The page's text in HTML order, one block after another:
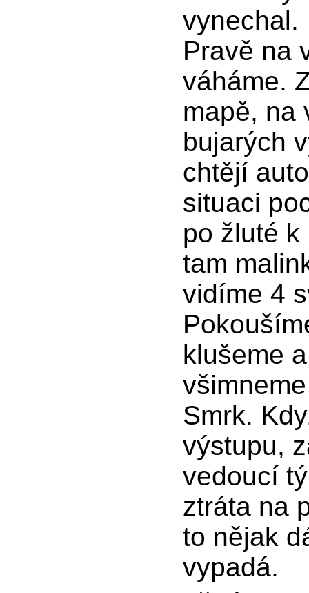
vynechal.
Pravě na
váháme.
mapě, na
bujarých
chtějí
situaci
po žluté k
tam
vidíme 4
klušeme
Smrk.
výstupu,
vedoucí
ztráta na
to nějak
vypadá.